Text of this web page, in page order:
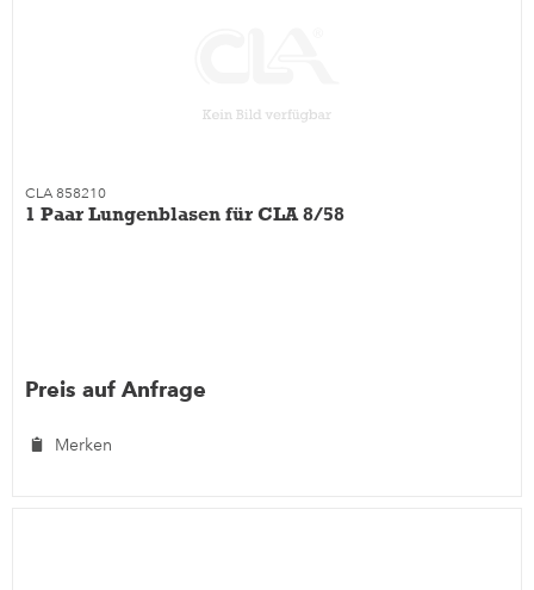
CLA 858210
1 Paar Lungenblasen für CLA 8/58
Preis auf Anfrage
Merken